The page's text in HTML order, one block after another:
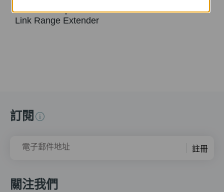
How to set up a TP-
Link Range Extender
訂閱
電子郵件地址 註冊
關注我們